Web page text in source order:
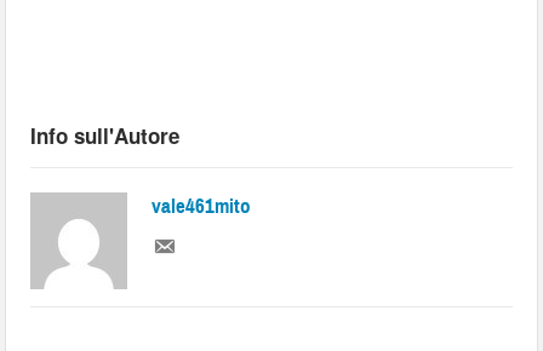
Info sull'Autore
vale461mito